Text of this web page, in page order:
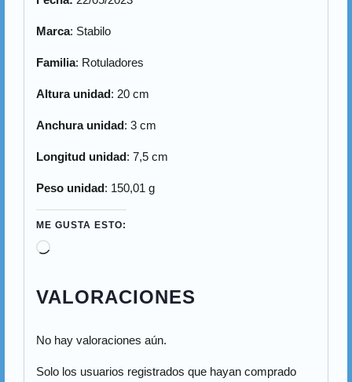
Marca: Stabilo
Familia: Rotuladores
Altura unidad: 20 cm
Anchura unidad: 3 cm
Longitud unidad: 7,5 cm
Peso unidad: 150,01 g
ME GUSTA ESTO:
C
r
n
d
VALORACIONES
No hay valoraciones aún.
Solo los usuarios registrados que hayan comprado